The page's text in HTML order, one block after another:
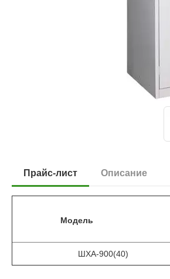
Прайс-лист Описание
Модель
ШХА-900(40)